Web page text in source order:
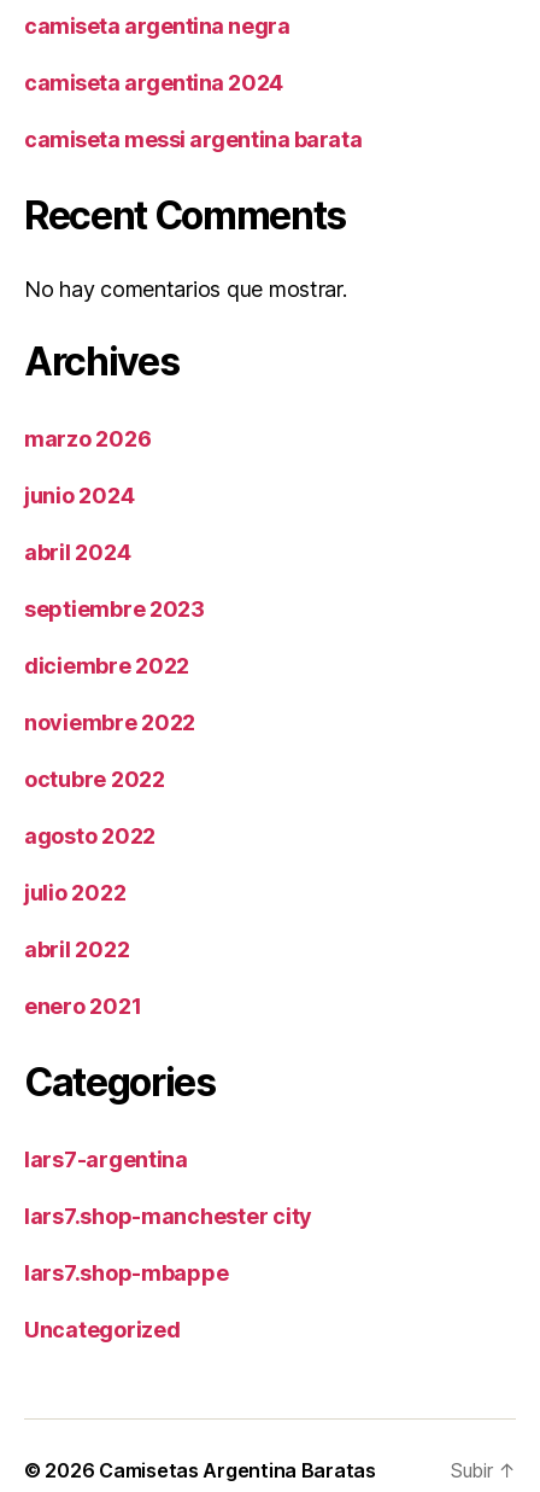
camiseta argentina negra
camiseta argentina 2024
camiseta messi argentina barata
Recent Comments
No hay comentarios que mostrar.
Archives
marzo 2026
junio 2024
abril 2024
septiembre 2023
diciembre 2022
noviembre 2022
octubre 2022
agosto 2022
julio 2022
abril 2022
enero 2021
Categories
lars7-argentina
lars7.shop-manchester city
lars7.shop-mbappe
Uncategorized
© 2026 Camisetas Argentina Baratas Subir ↑